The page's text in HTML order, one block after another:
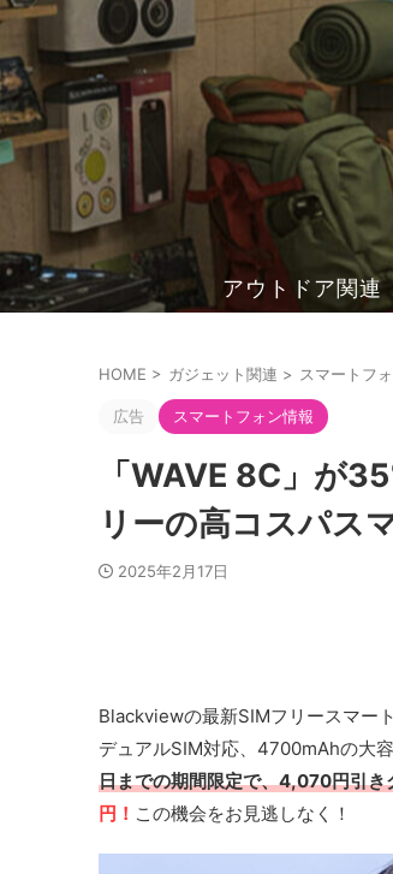
アウトドア関連
HOME > ガジェット関連 > スマートフ
広告 スマートフォン情報
「WAVE 8C」が
リーの高コスパス
2025年2月17日
Blackviewの最新SIMフリースマー
デュアルSIM対応、4700mAhの大
日までの期間限定で、4,070円引き
円！ この機会をお見逃しなく！